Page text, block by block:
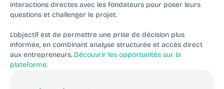
interactions directes avec les fondateurs pour poser leurs
questions et challenger le projet.
L’objectif est de permettre une prise de décision plus
informée, en combinant analyse structurée et accès direct
aux entrepreneurs. Découvrir les opportunités sur la
plateforme.